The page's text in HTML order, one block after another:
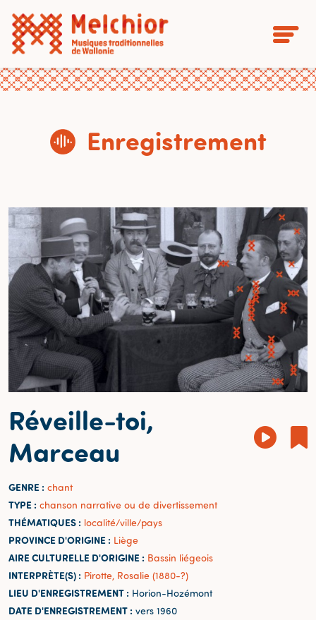
Enregistrement
Réveille-toi,
Marceau
GENRE : chant
TYPE : chanson narrative ou de divertissement
THÉMATIQUES : localité/ville/pays
PROVINCE D'ORIGINE : Liège
AIRE CULTURELLE D'ORIGINE : Bassin liégeois
INTERPRÈTE(S) : Pirotte, Rosalie (1880-?)
LIEU D'ENREGISTREMENT : Horion-Hozémont
DATE D'ENREGISTREMENT : vers 1960